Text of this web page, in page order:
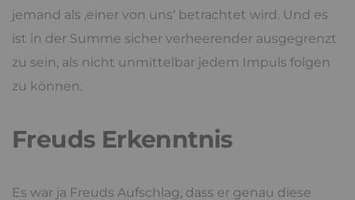
jemand als ‚einer von uns‘ betrachtet wird. Und es
ist in der Summe sicher verheerender ausgegrenzt
zu sein, als nicht unmittelbar jedem Impuls folgen
zu können.
Freuds Erkenntnis
Es war ja Freuds Aufschlag, dass er genau diese